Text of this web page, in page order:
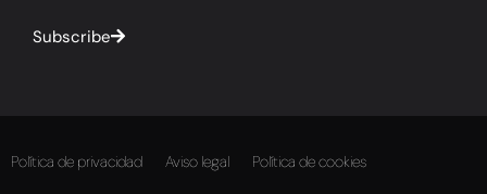
Subscribe
Política de privacidad Aviso legal Política de cookies